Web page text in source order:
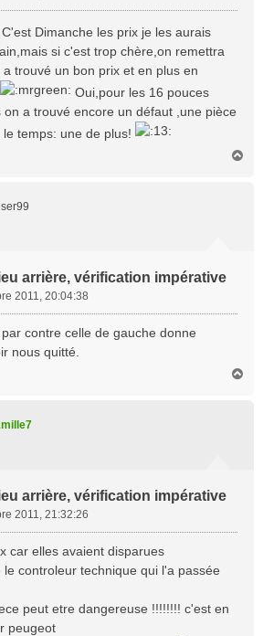
C'est Dimanche les prix je les aurais
si c'est trop chère,on remettra
trouvé un bon prix et en plus en
Oui,pour les 16 pouces
a trouvé encore un défaut ,une pièce
temps: une de plus!
arrière, vérification impérative
2011, 20:04:38
contre celle de gauche donne
nous quitté.
arrière, vérification impérative
2011, 21:32:26
car elles avaient disparues
controleur technique qui l'a passée
peut etre dangereuse !!!!!!!! c'est en
peugeot